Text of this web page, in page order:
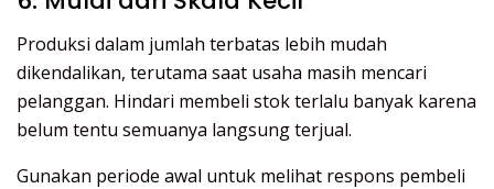
Produksi dalam jumlah terbatas lebih mudah
dikendalikan, terutama saat usaha masih mencari
pelanggan. Hindari membeli stok terlalu banyak karena
belum tentu semuanya langsung terjual.
Gunakan periode awal untuk melihat respons pembeli